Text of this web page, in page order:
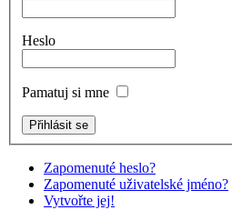
Heslo
Pamatuj si mne
Zapomenuté heslo?
Zapomenuté uživatelské jméno?
Vytvořte jej!